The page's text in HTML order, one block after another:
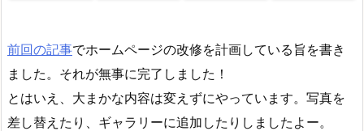
前回の記事でホームページの改修を計画している旨を書き
ました。それが無事に完了しました！
とはいえ、大まかな内容は変えずにやっています。写真を
差し替えたり、ギャラリーに追加したりしましたよー。